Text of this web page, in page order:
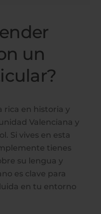
un
rica en historia y
Valenciana y
Si vives en esta
tienes
su lengua y
es clave para
en tu entorno